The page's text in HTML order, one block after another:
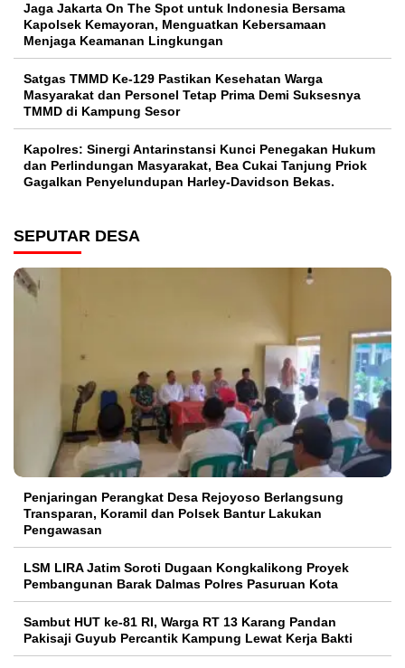
Jaga Jakarta On The Spot untuk Indonesia Bersama
Kapolsek Kemayoran, Menguatkan Kebersamaan
Menjaga Keamanan Lingkungan
Satgas TMMD Ke-129 Pastikan Kesehatan Warga
Masyarakat dan Personel Tetap Prima Demi Suksesnya
TMMD di Kampung Sesor
Kapolres: Sinergi Antarinstansi Kunci Penegakan Hukum
dan Perlindungan Masyarakat, Bea Cukai Tanjung Priok
Gagalkan Penyelundupan Harley-Davidson Bekas.
SEPUTAR DESA
Penjaringan Perangkat Desa Rejoyoso Berlangsung
Transparan, Koramil dan Polsek Bantur Lakukan
Pengawasan
LSM LIRA Jatim Soroti Dugaan Kongkalikong Proyek
Pembangunan Barak Dalmas Polres Pasuruan Kota
Sambut HUT ke-81 RI, Warga RT 13 Karang Pandan
Pakisaji Guyub Percantik Kampung Lewat Kerja Bakti